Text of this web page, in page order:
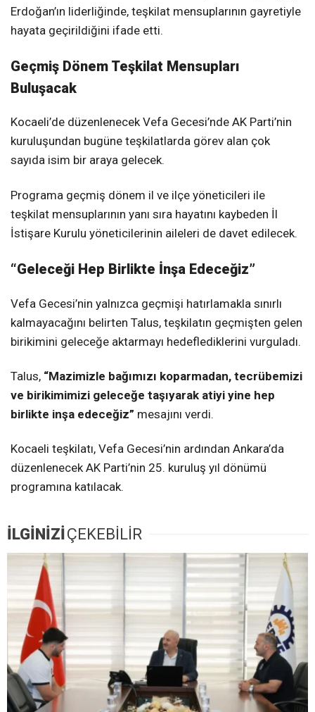
Erdoğan’ın liderliğinde, teşkilat mensuplarının gayretiyle
hayata geçirildiğini ifade etti.
Geçmiş Dönem Teşkilat Mensupları
Buluşacak
Kocaeli’de düzenlenecek Vefa Gecesi’nde AK Parti’nin
kuruluşundan bugüne teşkilatlarda görev alan çok
sayıda isim bir araya gelecek.
Programa geçmiş dönem il ve ilçe yöneticileri ile
teşkilat mensuplarının yanı sıra hayatını kaybeden İl
İstişare Kurulu yöneticilerinin aileleri de davet edilecek.
“Geleceği Hep Birlikte İnşa Edeceğiz”
Vefa Gecesi’nin yalnızca geçmişi hatırlamakla sınırlı
kalmayacağını belirten Talus, teşkilatın geçmişten gelen
birikimini geleceğe aktarmayı hedeflediklerini vurguladı.
Talus, “Mazimizle bağımızı koparmadan, tecrübemizi
ve birikimimizi geleceğe taşıyarak atiyi yine hep
birlikte inşa edeceğiz” mesajını verdi.
Kocaeli teşkilatı, Vefa Gecesi’nin ardından Ankara’da
düzenlenecek AK Parti’nin 25. kuruluş yıl dönümü
programına katılacak.
İLGİNİZİÇEKEBİLİR